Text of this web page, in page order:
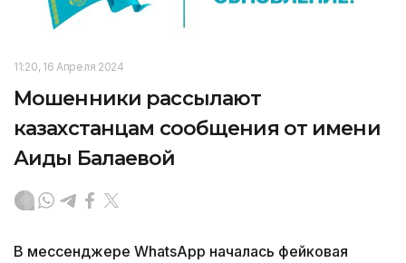
11:20, 16 Апреля 2024
Мошенники рассылают
казахстанцам сообщения от имени
Аиды Балаевой
В мессенджере WhatsApp началась фейковая